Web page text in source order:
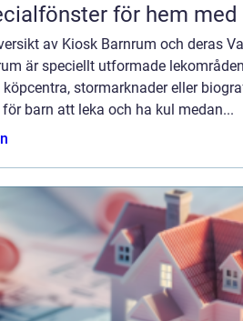
för hem med
av Kiosk Barnrum och deras
är speciellt utformade
stormarknader eller
barn att leka och ha kul medan...